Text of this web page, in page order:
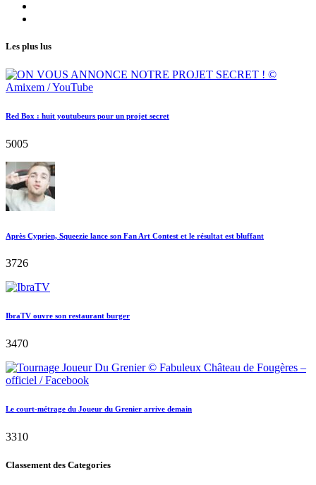
Les plus lus
Red Box : huit youtubeurs pour un projet secret
5005
Après Cyprien, Squeezie lance son Fan Art Contest et le résultat est bluffant
3726
IbraTV ouvre son restaurant burger
3470
Le court-métrage du Joueur du Grenier arrive demain
3310
Classement des Categories